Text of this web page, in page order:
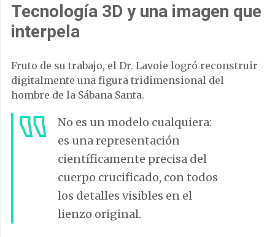
Tecnología 3D y una imagen que
interpela
Fruto de su trabajo, el Dr. Lavoie logró reconstruir
digitalmente una figura tridimensional del
hombre de la Sábana Santa.
No es un modelo cualquiera:
es una representación
científicamente precisa del
cuerpo crucificado, con todos
los detalles visibles en el
lienzo original.